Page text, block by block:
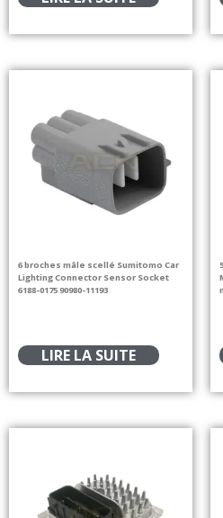
6 broches mâle scellé Sumitomo Car
Lighting Connector Sensor Socket
6188-0175 90980-11193
LIRE LA SUITE